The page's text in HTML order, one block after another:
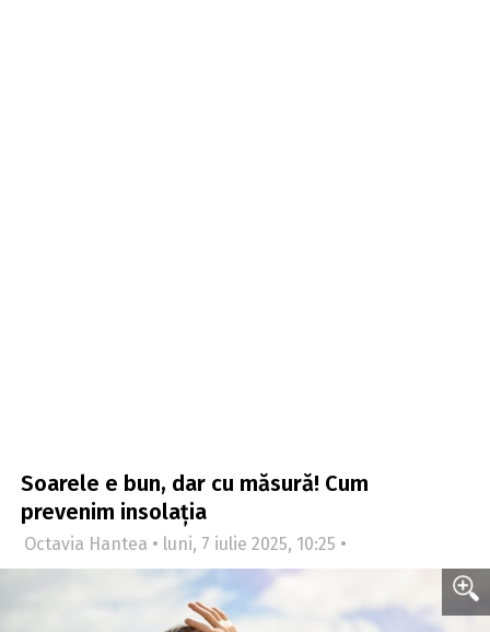
Soarele e bun, dar cu măsură! Cum
prevenim insolația
Octavia Hantea • luni, 7 iulie 2025, 10:25 •